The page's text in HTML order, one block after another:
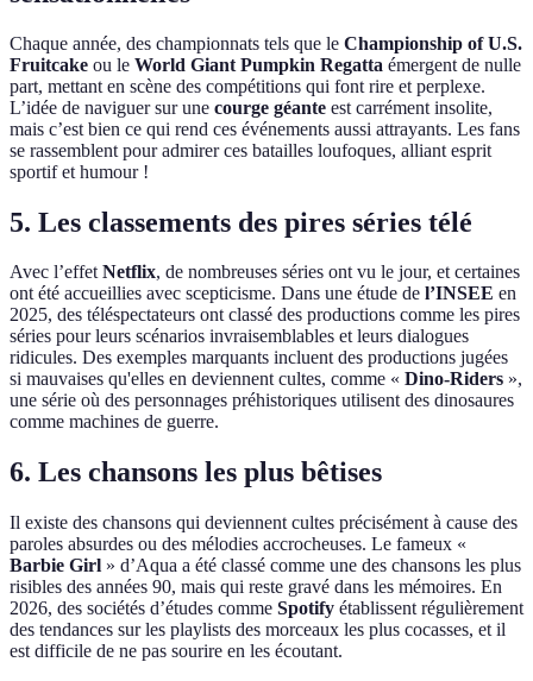
Chaque année, des championnats tels que le Championship of U.S.
Fruitcake ou le World Giant Pumpkin Regatta émergent de nulle
part, mettant en scène des compétitions qui font rire et perplexe.
L’idée de naviguer sur une courge géante est carrément insolite,
mais c’est bien ce qui rend ces événements aussi attrayants. Les fans
se rassemblent pour admirer ces batailles loufoques, alliant esprit
sportif et humour !
5. Les classements des pires séries télé
Avec l’effetNetflix, de nombreuses séries ont vu le jour, et certaines
ont été accueillies avec scepticisme. Dans une étude de l’INSEE en
2025, des téléspectateurs ont classé des productions comme les pires
séries pour leurs scénarios invraisemblables et leurs dialogues
ridicules. Des exemples marquants incluent des productions jugées
si mauvaises qu'elles en deviennent cultes, comme « Dino-Riders »,
une série où des personnages préhistoriques utilisent des dinosaures
comme machines de guerre.
6. Les chansons les plus bêtises
Il existe des chansons qui deviennent cultes précisément à cause des
paroles absurdes ou des mélodies accrocheuses. Le fameux «
Barbie Girl » d’Aqua a été classé comme une des chansons les plus
risibles des années 90, mais qui reste gravé dans les mémoires. En
2026, des sociétés d’études comme Spotify établissent régulièrement
des tendances sur les playlists des morceaux les plus cocasses, et il
est difficile de ne pas sourire en les écoutant.